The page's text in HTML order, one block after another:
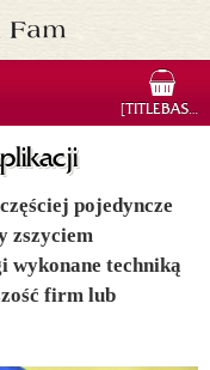
pojedyncze
zszyciem
wykonane techniką
firm lub
[TITLEBASKET]